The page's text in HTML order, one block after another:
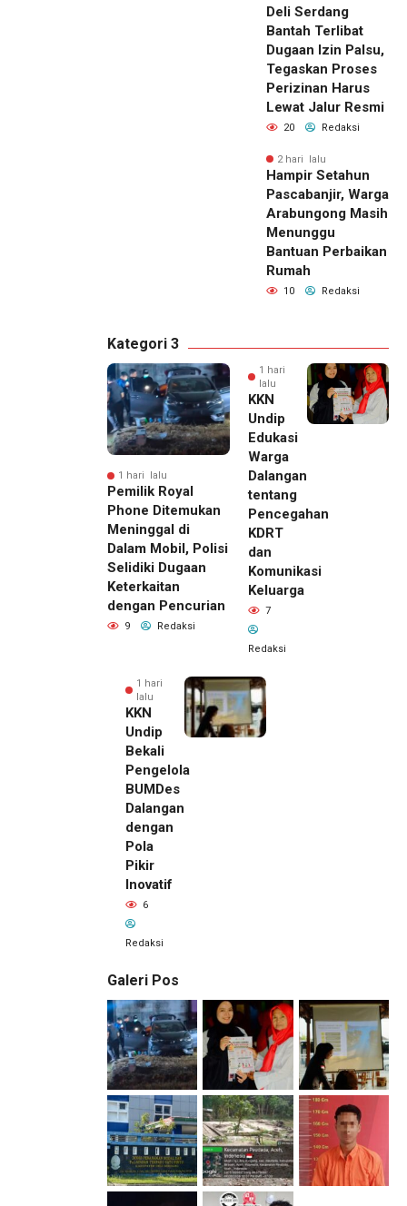
Deli Serdang
Bantah Terlibat
Dugaan Izin Palsu,
Tegaskan Proses
Perizinan Harus
Lewat Jalur Resmi
20 Redaksi
2 hari lalu
Hampir Setahun
Pascabanjir, Warga
Arabungong Masih
Menunggu
Bantuan Perbaikan
Rumah
10 Redaksi
Kategori 3
1 hari lalu
Pemilik Royal
Phone Ditemukan
Meninggal di
Dalam Mobil, Polisi
Selidiki Dugaan
Keterkaitan
dengan Pencurian
9 Redaksi
1 hari
lalu
KKN
Undip
Edukasi
Warga
Dalangan
tentang
Pencegahan
KDRT
dan
Komunikasi
Keluarga
7
Redaksi
1 hari
lalu
KKN
Undip
Bekali
Pengelola
BUMDes
Dalangan
dengan
Pola
Pikir
Inovatif
6
Redaksi
Galeri Pos